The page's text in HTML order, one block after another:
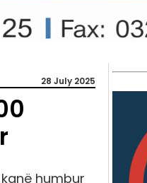
28 July 2025
humbur